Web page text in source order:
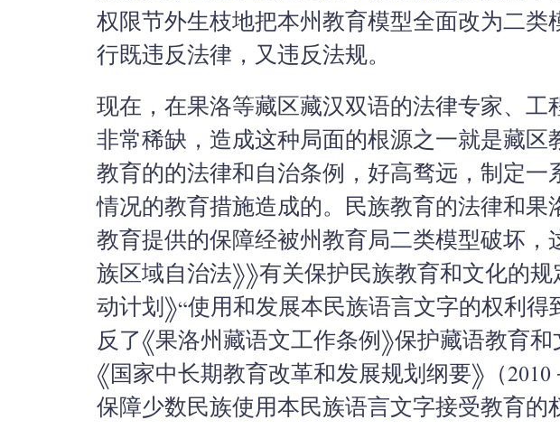
权限节外生枝地把本州教育模型全面改为二
行既违反法律，又违反法规。
现在，在果洛等藏区藏汉双语的法律专家、
非常稀缺，造成这种局面的根源之一就是藏
教育的的法律和自治条例，好高骛远，制定
情况的教育措施造成的。民族教育的法律和
教育提供的保障经被州教育局二类模型破坏，这
族区域自治法》》有关保护民族教育和文化的
动计划》“使用和发展本民族语言文字的权利
反了《果洛州藏语文工作条例》保护藏语教育
《国家中长期教育改革和发展规划纲要》（
保障少数民族使用本民族语言文字接受教育的